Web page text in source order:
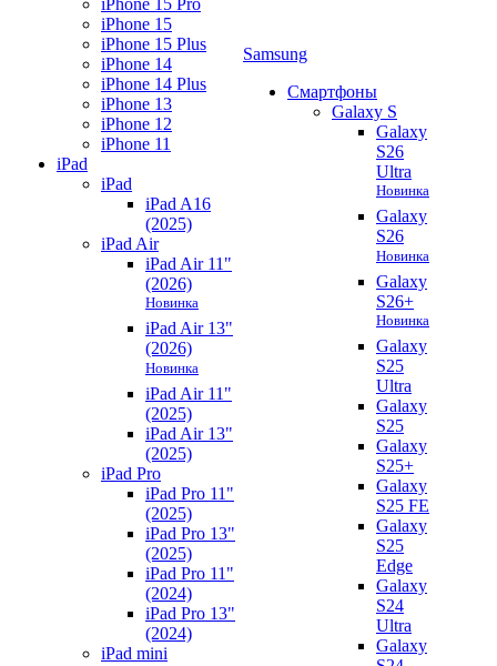
iPhone 15 Pro
iPhone 15
iPhone 15 Plus
iPhone 14
iPhone 14 Plus
iPhone 13
iPhone 12
iPhone 11
iPad
iPad
iPad A16
(2025)
iPad Air
iPad Air 11"
(2026)
Новинка
iPad Air 13"
(2026)
Новинка
iPad Air 11"
(2025)
iPad Air 13"
(2025)
iPad Pro
iPad Pro 11"
(2025)
iPad Pro 13"
(2025)
iPad Pro 11"
(2024)
iPad Pro 13"
(2024)
iPad mini
Samsung
Смартфоны
Galaxy S
Galaxy
S26
Ultra
Новинка
Galaxy
S26
Новинка
Galaxy
S26+
Новинка
Galaxy
S25
Ultra
Galaxy
S25
Galaxy
S25+
Galaxy
S25 FE
Galaxy
S25
Edge
Galaxy
S24
Ultra
Galaxy